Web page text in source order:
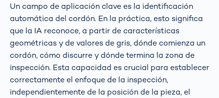
Un campo de aplicación clave es la identificación
automática del cordón. En la práctica, esto significa
que la IA reconoce, a partir de características
geométricas y de valores de gris, dónde comienza un
cordón, cómo discurre y dónde termina la zona de
inspección. Esta capacidad es crucial para establecer
correctamente el enfoque de la inspección,
independientemente de la posición de la pieza, el